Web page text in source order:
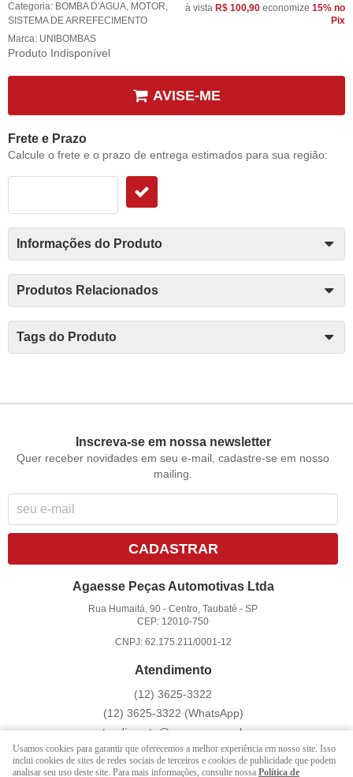
Categoria: BOMBA D'AGUA, MOTOR,
SISTEMA DE ARREFECIMENTO
Marca: UNIBOMBAS
Produto Indisponível
à vista R$ 100,90 economize 15% no
Pix
AVISE-ME
Frete e Prazo
Calcule o frete e o prazo de entrega estimados para sua região:
Informações do Produto
Produtos Relacionados
Tags do Produto
Inscreva-se em nossa newsletter
Quer receber novidades em seu e-mail, cadastre-se em nosso
mailing.
CADASTRAR
Agaesse Peças Automotivas Ltda
Rua Humaitá, 90 -Centro, Taubaté -SP
CEP: 12010-750
CNPJ: 62.175.211/0001-12
Atendimento
(12) 3625-3322
(12) 3625-3322 (WhatsApp)
atendimento@agaesse.com.br
Usamos cookies para garantir que oferecemos a melhor experiência em nosso site. Isso
inclui cookies de sites de redes sociais de terceiros e cookies de publicidade que podem
analisar seu uso deste site. Para mais informações, consulte nossa Política de